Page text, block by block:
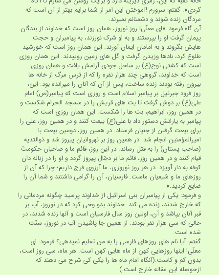
گردی». گفتم: سرورم !آموختن این امر از شما برایم بهتر از آن است که
مردگان زنده شوند و دشمنانم بمیرند.
آن گاه فرمود: «ای معلّی! روز نوروز، همان روز است که خداوند از بندگان
پیمان گرفت او را بپرستند و به او شرک نورزند، به پیامبران و حجت
هایش بگروند و به امامان ایمان آورند. این همان روز است که خورشید
طلوع کرد، بادها وزیدن گرفت و گل های زمین روییدند. این همان روزی
است که کشتی نوح(ع) بر ساحل جودی آرامش یافت و همان روزی
است که خداوند، گروهی چند هزار نفره را که از ترس مرگ از خانه ها
بیرون رفته بودند زنده ساخت، پس از آن که آنان را میرانده بود. این،
روز فرود جبرئیل بر پیامبر اسلام است و روزی است که پیامبر(ص) امام
علی(ع) بر دوش گرفت تا بت های قریش را در مسجد الحرام شکست و
در همین روز، ابراهیم، بت ها را شکست. این همان روزی است که
پیامبر به یارانش دستور داد با علی(ع) بیعت کنند و در همین روز، علی را
برای بیعت گرفتن از جنیان فرستاد. در همین روز، دومین بیعت با
امیرالمؤمنین انجام شد. در همین روز بر نهروانیان پیروز شد و ذوالثدیه
(صاحب پستان) را به قتل رساند. در این روز، قائم ما و صاحبان حکومتْ
قیام کنند و در همین روز، قائم ما بر دجّال پیروز گردد و او را در زباله دان
کوفه به دار آویزد. در هر روز نوروزی، ما آرزوی فرج داریم؛ چرا که آن از
روزهای ما و شیعیان ماست. فارسیان، آن را گرامی داشتند و شما آن را
ضایع کردید.»
و فرمود: یکی از پیامبران بنی اسرائیل از خداوند پرسید چگونه مردمانی را
که خارج شدند، زنده می کند. خداوند بدو وحی کرد که در نوروز، آب بر
قبر آنان بپاشد و آن، اولین روز سال فارسیان است و آنها زنده شدند، در
حالی که سی هزار نفر بودند. از همین جا پاشیدن آب در نوروز، سنّت
شده است.
گفتم: آیا نام های روزهای فارسی را به من تعلیم نمی‏دهی؟ فرمود: ای
معلّی! اینها روزهایی کهن از ماه هایی کهن است. هر ماه، سی روز است،
بدون کم و کاست.(آنگاه امام ماه ها را یکی کی شرح می دهند که
ازحوصله این مقاله خارج است.)